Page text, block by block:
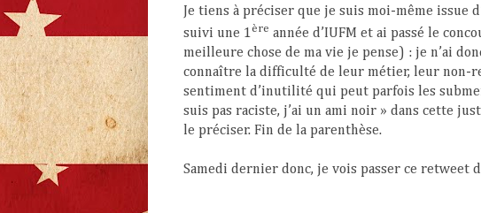
Je tiens à préciser que je suis moi-même issue
suivi une 1ère année d’IUFM et ai passé le
meilleure chose de ma vie je pense) : je n’ai
connaître la difficulté de leur métier, leur non-
sentiment d’inutilité qui peut parfois les
suis pas raciste, j’ai un ami noir » dans cette
le préciser. Fin de la parenthèse.
Samedi dernier donc, je vois passer ce retweet